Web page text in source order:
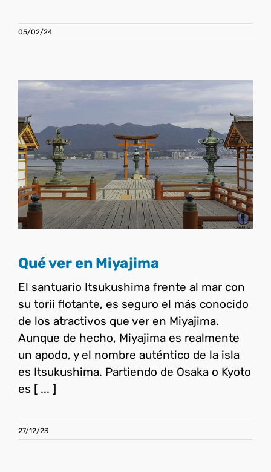
05/02/24
Qué ver en Miyajima
Japón
Qué ver en Miyajima
El santuario Itsukushima frente al mar con
su torii flotante, es seguro el más conocido
de los atractivos que ver en Miyajima.
Aunque de hecho, Miyajima es realmente
un apodo, y el nombre auténtico de la isla
es Itsukushima. Partiendo de Osaka o Kyoto
es [ ... ]
27/12/23